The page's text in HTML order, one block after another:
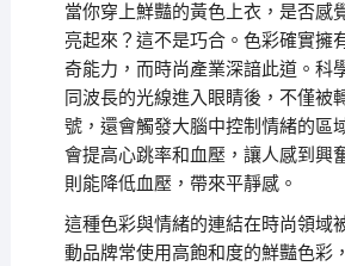
當你穿上鮮豔的黃色上衣，是否感
亮起來？這不是巧合。色彩確實擁
奇能力，而時尚產業深諳此道。科
同波長的光線進入眼睛後，不僅被
號，還會觸發大腦中控制情緒的區
會提高心跳率和血壓，讓人感到興
則能降低血壓，帶來平靜感。
這種色彩與情緒的連結在時尚領域
動品牌常使用高飽和度的鮮豔色彩